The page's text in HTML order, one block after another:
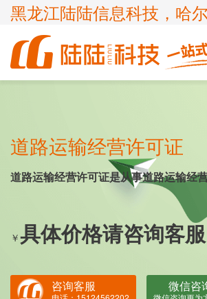
黑龙江陆陆信息科技，哈
企业服务
申请办理条件
APPLICATION CONDITIONS
知识产权
申请办理条件
认证服务
申请办理条件
项目申报
申请办理条件
道路运输经营许可证
道路运输经营许可证是从事道路运输经
￥具体价格请咨询客服
咨询客服 微信咨